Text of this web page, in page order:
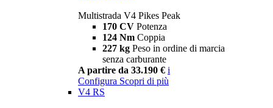
Multistrada V4 Pikes Peak
170 CV Potenza
124 Nm Coppia
227 kg Peso in ordine di marcia
senza carburante
A partire da 33.190 € i
Configura Scopri di più
V4 RS